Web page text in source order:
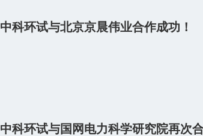
中科环试与北京京晨伟业合作成功！
中科环试与国网电力科学研究院再次合